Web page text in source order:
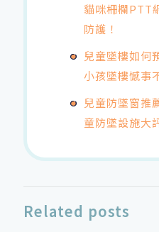
貓咪柵欄PTT
防護！
兒童墜樓如何
小孩墜樓憾事
兒童防墜窗推
童防墜設施大
Related posts